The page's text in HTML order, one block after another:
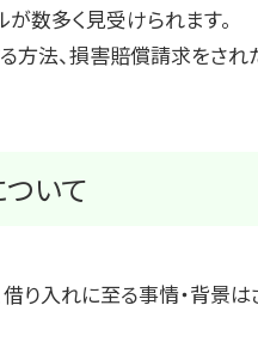
が数多く見受けられます。
法、損害賠償請求をされ
いて
り入れに至る事情・背景